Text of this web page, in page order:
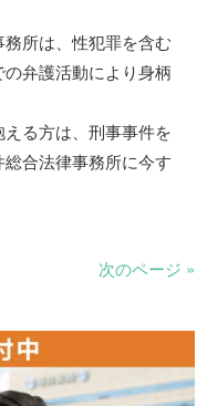
所は、性犯罪を含む
弁護活動により身柄
る方は、刑事事件を
合法律事務所に今す
次のページ »